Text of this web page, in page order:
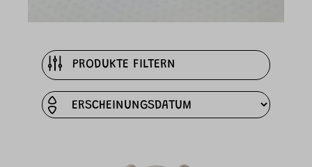
PRODUKTE FILTERN